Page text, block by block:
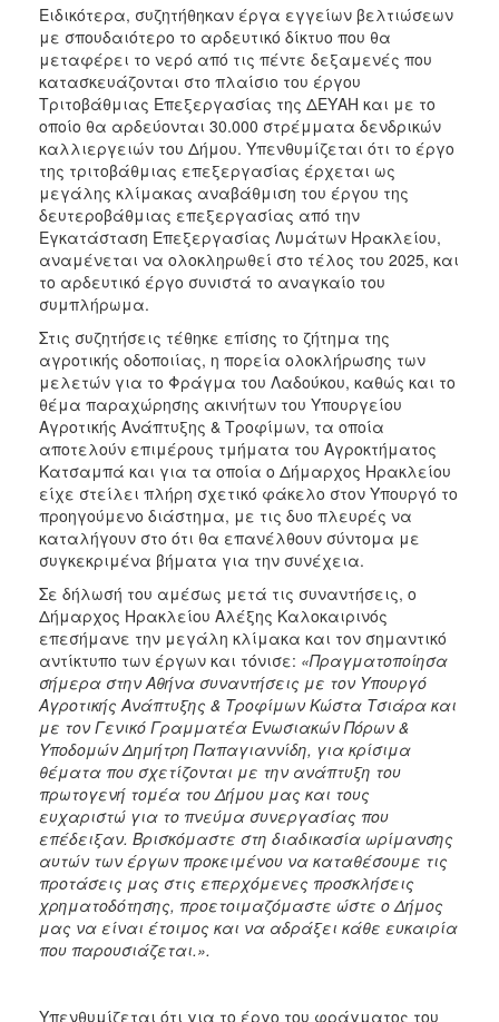
Ειδικότερα, συζητήθηκαν έργα εγγείων βελτιώσεων
με σπουδαιότερο το αρδευτικό δίκτυο που θα
μεταφέρει το νερό από τις πέντε δεξαμενές που
κατασκευάζονται στο πλαίσιο του έργου
Τριτοβάθμιας Επεξεργασίας της ΔΕΥΑΗ και με το
οποίο θα αρδεύονται 30.000 στρέμματα δενδρικών
καλλιεργειών του Δήμου. Υπενθυμίζεται ότι το έργο
της τριτοβάθμιας επεξεργασίας έρχεται ως
μεγάλης κλίμακας αναβάθμιση του έργου της
δευτεροβάθμιας επεξεργασίας από την
Εγκατάσταση Επεξεργασίας Λυμάτων Ηρακλείου,
αναμένεται να ολοκληρωθεί στο τέλος του 2025, και
το αρδευτικό έργο συνιστά το αναγκαίο του
συμπλήρωμα.
Στις συζητήσεις τέθηκε επίσης το ζήτημα της
αγροτικής οδοποιίας, η πορεία ολοκλήρωσης των
μελετών για το Φράγμα του Λαδούκου, καθώς και το
θέμα παραχώρησης ακινήτων του Υπουργείου
Αγροτικής Ανάπτυξης & Τροφίμων, τα οποία
αποτελούν επιμέρους τμήματα του Αγροκτήματος
Κατσαμπά και για τα οποία ο Δήμαρχος Ηρακλείου
είχε στείλει πλήρη σχετικό φάκελο στον Υπουργό το
προηγούμενο διάστημα, με τις δυο πλευρές να
καταλήγουν στο ότι θα επανέλθουν σύντομα με
συγκεκριμένα βήματα για την συνέχεια.
Σε δήλωσή του αμέσως μετά τις συναντήσεις, ο
Δήμαρχος Ηρακλείου Αλέξης Καλοκαιρινός
επεσήμανε την μεγάλη κλίμακα και τον σημαντικό
αντίκτυπο των έργων και τόνισε: «Πραγματοποίησα
σήμερα στην Αθήνα συναντήσεις με τον Υπουργό
Αγροτικής Ανάπτυξης & Τροφίμων Κώστα Τσιάρα και
με τον Γενικό Γραμματέα Ενωσιακών Πόρων &
Υποδομών Δημήτρη Παπαγιαννίδη, για κρίσιμα
θέματα που σχετίζονται με την ανάπτυξη του
πρωτογενή τομέα του Δήμου μας και τους
ευχαριστώ για το πνεύμα συνεργασίας που
επέδειξαν. Βρισκόμαστε στη διαδικασία ωρίμανσης
αυτών των έργων προκειμένου να καταθέσουμε τις
προτάσεις μας στις επερχόμενες προσκλήσεις
χρηματοδότησης, προετοιμαζόμαστε ώστε ο Δήμος
μας να είναι έτοιμος και να αδράξει κάθε ευκαιρία
που παρουσιάζεται.».
Υπενθυμίζεται ότι για το έργο του φράγματος του